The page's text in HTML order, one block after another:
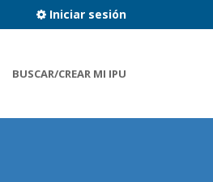
Iniciar sesión
BUSCAR/CREAR MI IPU